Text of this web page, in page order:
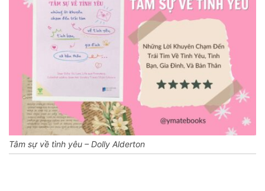
Tâm sự về tình yêu – Dolly Alderton